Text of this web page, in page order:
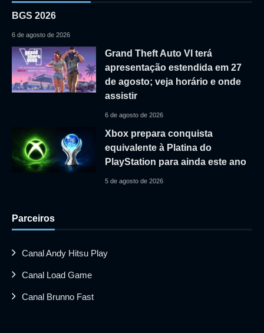
BGS 2026
6 de agosto de 2026
Grand Theft Auto VI terá
apresentação estendida em 27
de agosto; veja horário e onde
assistir
6 de agosto de 2026
Xbox prepara conquista
equivalente à Platina do
PlayStation para ainda este ano
5 de agosto de 2026
Parceiros
Canal Andy Hitsu Play
Canal Load Game
Canal Brunno Fast